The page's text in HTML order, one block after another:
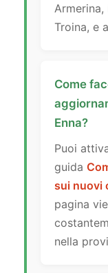
Troina, e
Come
Enna?
Puoi
guida
sui nuovi
pagina
nella